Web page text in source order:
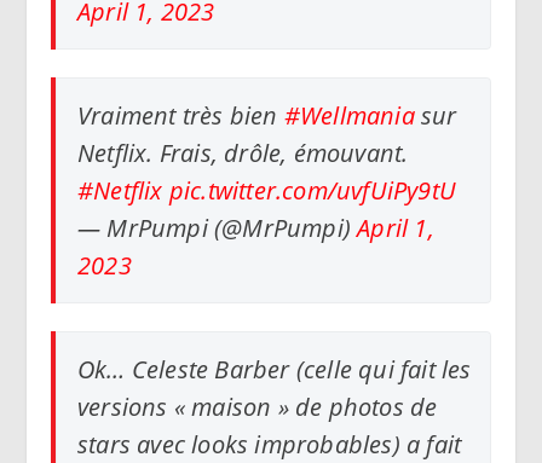
April 1, 2023
Vraiment très bien #Wellmaniasur
Netflix. Frais, drôle, émouvant.
#Netflix pic.twitter.com/uvfUiPy9tU
— MrPumpi (@MrPumpi)April 1,
2023
Ok… Celeste Barber (celle qui fait les
versions « maison » de photos de
stars avec looks improbables) a fait